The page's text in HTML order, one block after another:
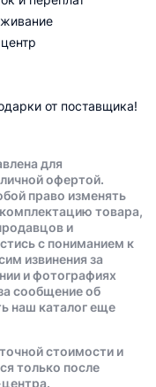
от поставщика!
для
офертой.
право изменять
товара,
и
с пониманием к
извинения за
и фотографиях
сообщение об
наш каталог еще
стоимости и
только после